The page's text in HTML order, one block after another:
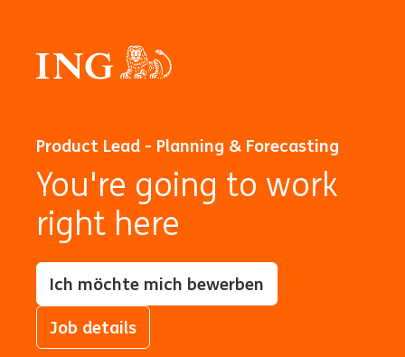
Product Lead - Planning & Forecasting
You're going to work
right here
Ich möchte mich bewerben
Job details